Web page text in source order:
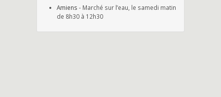
Amiens - Marché sur l’eau, le samedi matin
de 8h30 à 12h30